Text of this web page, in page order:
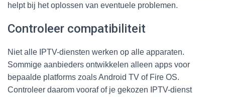
helpt bij het oplossen van eventuele problemen.
Controleer compatibiliteit
Niet alle IPTV-diensten werken op alle apparaten.
Sommige aanbieders ontwikkelen alleen apps voor
bepaalde platforms zoals Android TV of Fire OS.
Controleer daarom vooraf of je gekozen IPTV-dienst